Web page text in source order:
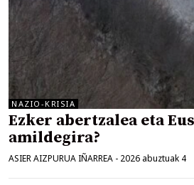
NAZIO-KRISIA
Ezker abertzalea eta
amildegira?
ASIER AIZPURUA IÑARREA - 2026 abuztuak 4